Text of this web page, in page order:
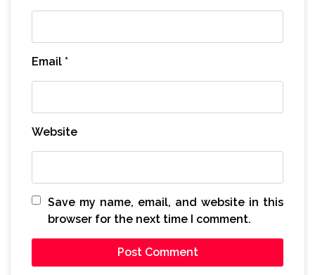
Email *
Website
Save my name, email, and website in this
browser for the next time I comment.